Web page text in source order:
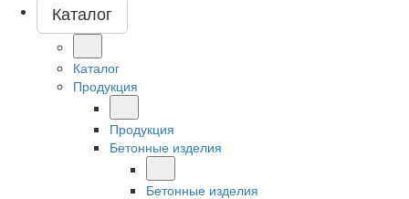
Каталог
Каталог
Продукция
Продукция
Бетонные изделия
Бетонные изделия